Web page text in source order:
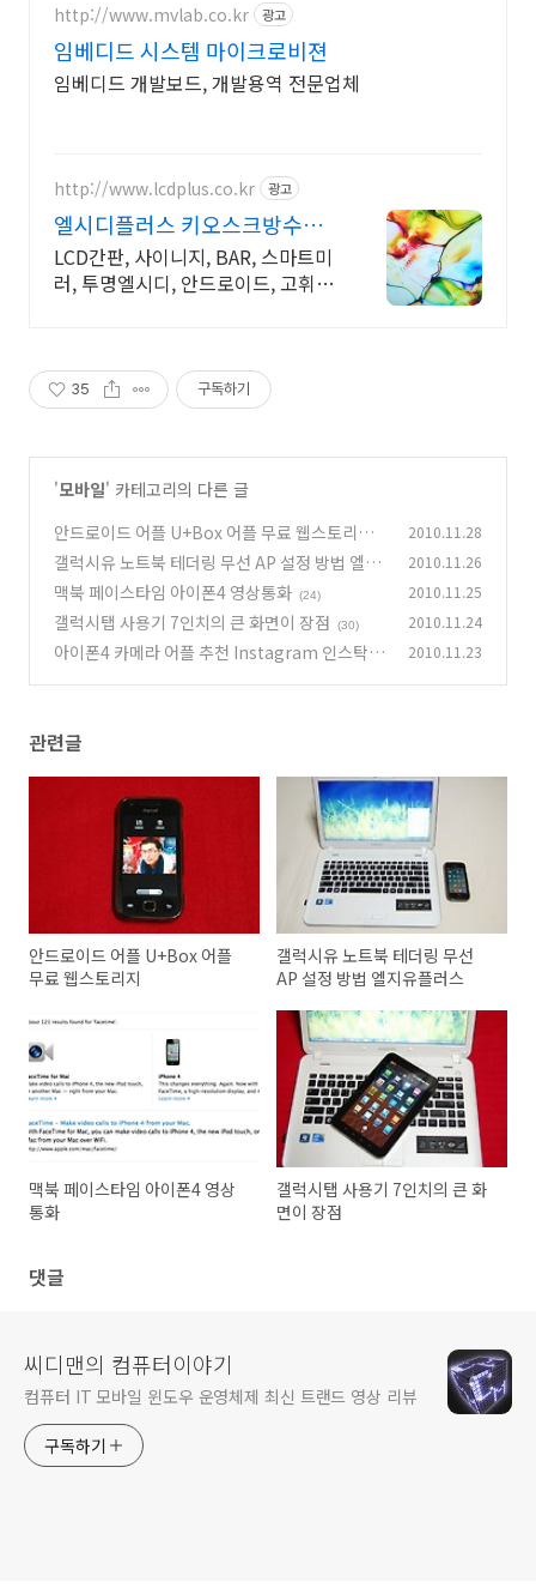
http://www.mvlab.co.kr 광고
임베디드 시스템 마이크로비젼
임베디드 개발보드, 개발용역 전문업체
http://www.lcdplus.co.kr 광고
엘시디플러스 키오스크방수함
체
LCD간판, 사이니지, BAR, 스마트미
러, 투명엘시디, 안드로이드, 고휘도
35 구독하기
'모바일' 카테고리의 다른 글
안드로이드 어플 U+Box 어플 무료 웹스토리지
(14)
2010.11.28
갤럭시유 노트북 테더링 무선 AP 설정 방법 엘지
유플러스
(7)
2010.11.26
맥북 페이스타임 아이폰4 영상통화 (24) 2010.11.25
갤럭시탭 사용기 7인치의 큰 화면이 장점 (30) 2010.11.24
아이폰4 카메라 어플 추천 Instagram 인스탁스
2010.11.23
관련글
안드로이드 어플 U+Box 어플
무료 웹스토리지
갤럭시유 노트북 테더링 무선
AP 설정 방법 엘지유플러스
맥북 페이스타임 아이폰4 영상
통화
갤럭시탭 사용기 7인치의 큰 화
면이 장점
댓글
씨디맨의 컴퓨터이야기
컴퓨터 IT 모바일 윈도우 운영체제 최신 트랜드 영상 리뷰
구독하기